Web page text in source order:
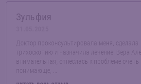
Зульфия
Доктор проконсультировала меня, сделала
трихоскопию и назначила лечение. Вера
внимательная, отнеслась к проблеме очень
понимающе, ...